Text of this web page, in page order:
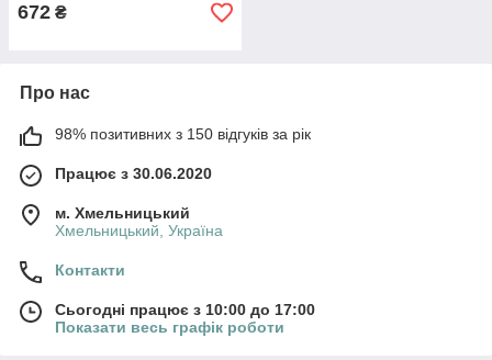
672 ₴
Про нас
98% позитивних з 150 відгуків за рік
Працює з 30.06.2020
м. Хмельницький
Хмельницький, Україна
Контакти
Сьогодні працює з 10:00 до 17:00
Показати весь графік роботи